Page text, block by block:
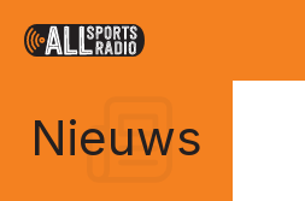
Nieuws